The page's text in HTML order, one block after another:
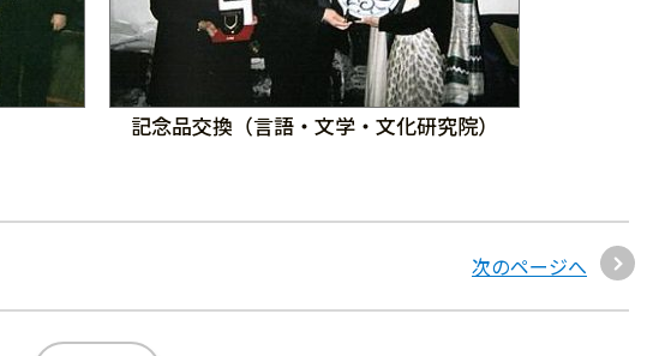
記念品交換（言語・文学・文化研究院）
次のページへ